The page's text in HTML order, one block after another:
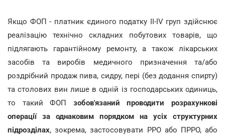
Якщо ФОП - платник єдиного податку ІІ-ІV груп здійснює
реалізацію технічно складних побутових товарів, що
підлягають гарантійному ремонту, а також лікарських
засобів та виробів медичного призначення та/або
роздрібний продаж пива, сидру, пері (без додання спирту)
та столових вин лише в одній із господарських одиниць,
то такий ФОП зобов'язаний проводити розрахункові
операції за однаковим порядком на усіх структурних
підрозділах, зокрема, застосовувати РРО або ПРРО, або